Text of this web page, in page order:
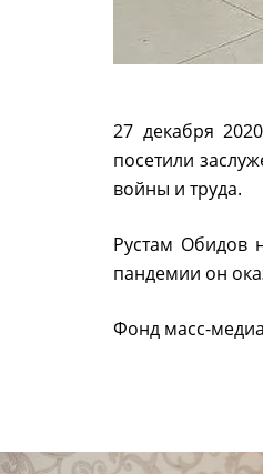
27 декабря
посетили
войны и труда.
Рустам Обидов
пандемии он
Фонд масс-